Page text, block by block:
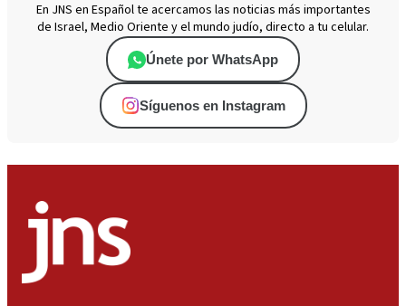
En JNS en Español te acercamos las noticias más importantes
de Israel, Medio Oriente y el mundo judío, directo a tu celular.
Únete por WhatsApp
Síguenos en Instagram